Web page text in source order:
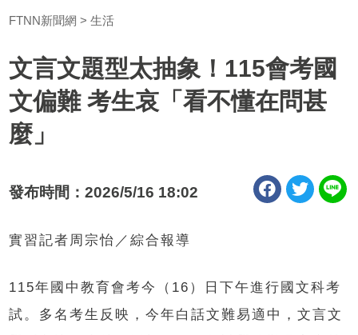
FTNN新聞網 生活
文言文題型太抽象！115會考國
文偏難 考生哀「看不懂在問甚
麼」
發布時間：2026/5/16 18:02
實習記者周宗怡／綜合報導
115年國中教育會考今（16）日下午進行國文科考
試。多名考生反映，今年白話文難易適中，文言文